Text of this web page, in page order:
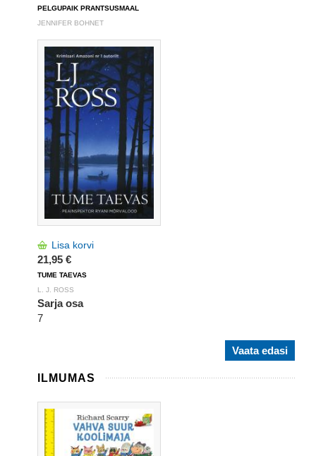
PELGUPAIK PRANTSUSMAAL
JENNIFER BOHNET
Lisa korvi
21,95 €
TUME TAEVAS
L. J. ROSS
Sarja osa
7
Vaata edasi
ILMUMAS